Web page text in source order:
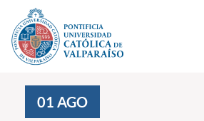
Click acá para ir directamente al contenido
01 AGO